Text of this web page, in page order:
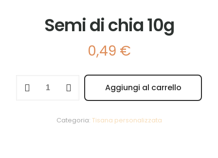
Semi di chia 10g
0,49 €
Aggiungi al carrello
Alternative:
Categoria: Tisana personalizzata